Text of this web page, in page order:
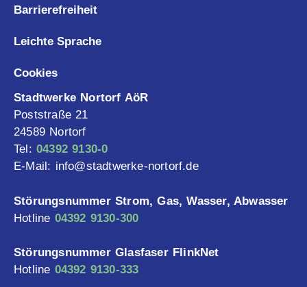
Barrierefreiheit
Leichte Sprache
Cookies
Stadtwerke Nortorf AöR
Poststraße 21
24589 Nortorf
Tel: 04392 9130-0
E-Mail: info@stadtwerke-nortorf.de
Störungsnummer Strom, Gas, Wasser, Abwasser
Hotline 04392 9130-300
Störungsnummer Glasfaser FlinkNet
Hotline 04392 9130-333